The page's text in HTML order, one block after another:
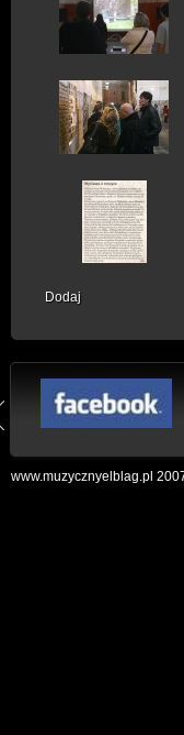
Dodaj
www.muzycznyelblag.pl